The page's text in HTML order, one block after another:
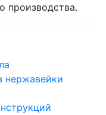
производства.
нержавейки